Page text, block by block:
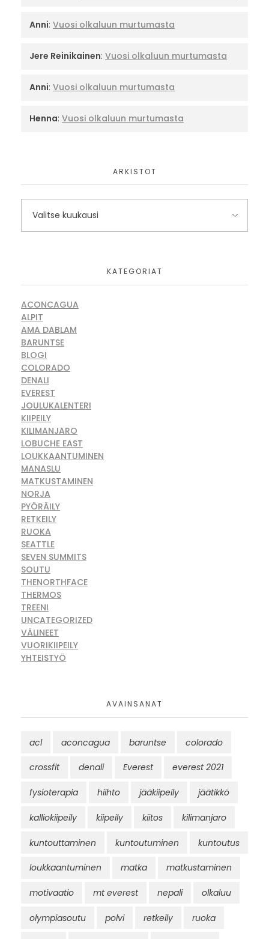
Anni: Vuosi olkaluun murtumasta
Jere Reinikainen: Vuosi olkaluun murtumasta
Anni: Vuosi olkaluun murtumasta
Henna: Vuosi olkaluun murtumasta
ARKISTOT
KATEGORIAT
ACONCAGUA
ALPIT
AMA DABLAM
BARUNTSE
BLOGI
COLORADO
DENALI
EVEREST
JOULUKALENTERI
KIIPEILY
KILIMANJARO
LOBUCHE EAST
LOUKKAANTUMINEN
MANASLU
MATKUSTAMINEN
NORJA
PYÖRÄILY
RETKEILY
RUOKA
SEATTLE
SEVEN SUMMITS
SOUTU
THENORTHFACE
THERMOS
TREENI
UNCATEGORIZED
VÄLINEET
VUORIKIIPEILY
YHTEISTYÖ
AVAINSANAT
acl aconcagua baruntse colorado
crossfit denali Everest everest 2021
fysioterapia hiihto jääkiipeily jäätikkö
kalliokiipeily kiipeily kiitos kilimanjaro
kuntouttaminen kuntoutuminen kuntoutus
loukkaantuminen matka matkustaminen
motivaatio mt everest nepali olkaluu
olympiasoutu polvi retkeily ruoka